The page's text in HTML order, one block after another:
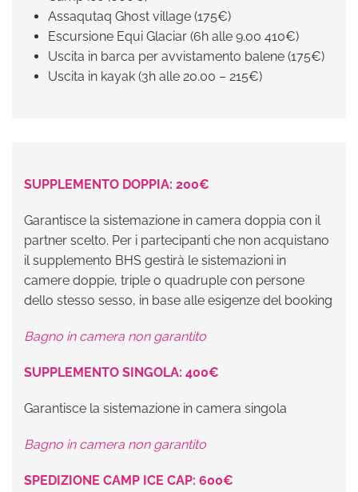
Assaqutaq Ghost village (175€)
Escursione Equi Glaciar (6h alle 9.00 410€)
Uscita in barca per avvistamento balene (175€)
Uscita in kayak (3h alle 20.00 – 215€)
SUPPLEMENTO DOPPIA: 200€
Garantisce la sistemazione in camera doppia con il
partner scelto. Per i partecipanti che non acquistano
il supplemento BHS gestirà le sistemazioni in
camere doppie, triple o quadruple con persone
dello stesso sesso, in base alle esigenze del booking
Bagno in camera non garantito
SUPPLEMENTO SINGOLA: 400€
Garantisce la sistemazione in camera singola
Bagno in camera non garantito
SPEDIZIONE CAMP ICE CAP: 600€